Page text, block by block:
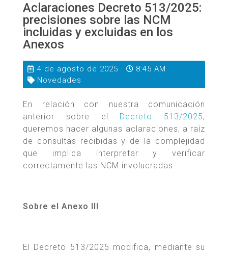
Aclaraciones Decreto 513/2025:
precisiones sobre las NCM
incluidas y excluidas en los
Anexos
4 de agosto de 2025
8:45 AM
Novedades
En relación con nuestra comunicación
anterior sobre el Decreto 513/2025,
queremos hacer algunas aclaraciones, a raíz
de consultas recibidas y de la complejidad
que implica interpretar y verificar
correctamente las NCM involucradas.
Sobre el Anexo III
El Decreto 513/2025 modifica, mediante su